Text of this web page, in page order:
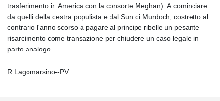
trasferimento in America con la consorte Meghan). A cominciare
da quelli della destra populista e dal Sun di Murdoch, costretto al
contrario l'anno scorso a pagare al principe ribelle un pesante
risarcimento come transazione per chiudere un caso legale in
parte analogo.
R.Lagomarsino--PV